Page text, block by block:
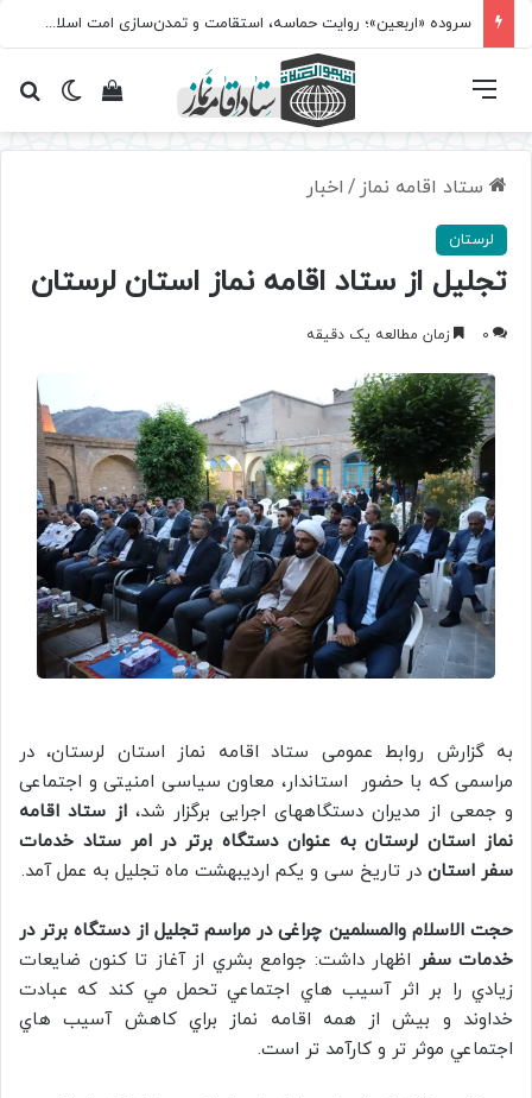
سروده‌ «اربعین»؛ روایت حماسه، استقامت و تمدن‌سازی امت اسلامی
تغییرمشاهده فهرست
ستاد اقامه نماز / اخبار
لرستان
تجلیل از ستاد اقامه نماز استان لرستان
0 زمان مطالعه یک دقیقه
به گزارش روابط عمومی ستاد اقامه نماز استان لرستان، در
مراسمی که با حضور استاندار، معاون سیاسی امنیتی و اجتماعی
و جمعی از مدیران دستگاههای اجرایی برگزار شد،از ستاد اقامه
نماز استان لرستان به عنوان دستگاه برتر در امر ستاد خدمات
سفر استان در تاریخ سی و یکم اردیبهشت ماه تجلیل به عمل آمد.
حجت الاسلام والمسلمین چراغی در مراسم تجلیل از دستگاه برتر در
خدمات سفر اظهار داشت: جوامع بشري از آغاز تا كنون ضايعات
زيادي را بر اثر آسيب هاي اجتماعي تحمل مي كند كه عبادت
خداوند و بيش از همه اقامه نماز براي كاهش آسيب هاي
اجتماعي موثر تر و كارآمد تر است.